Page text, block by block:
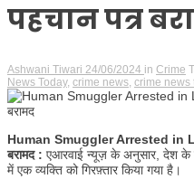
पहचान पत्र
Ashwani Tiwari 24/06/2024 in Crime
News Today, crime news, crime news
Human Smuggler Arrested in
बरामद : एआरवाई न्यूज़ के अनुसार, देश के
में एक व्यक्ति को गिरफ़्तार किया गया है।